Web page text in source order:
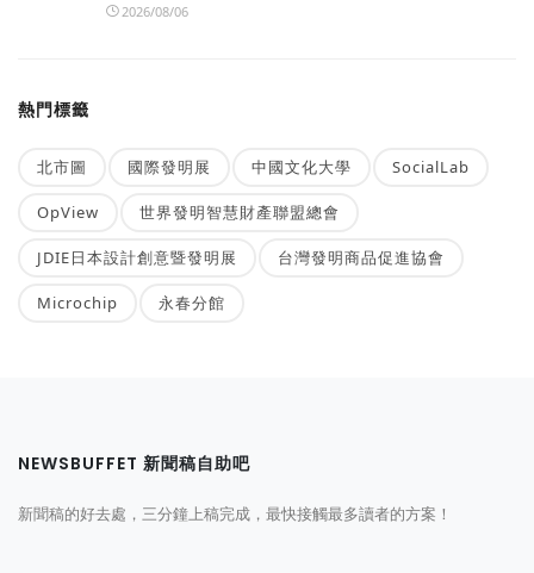
2026/08/06
熱門標籤
北市圖 國際發明展 中國文化大學 SocialLab
OpView 世界發明智慧財產聯盟總會
JDIE日本設計創意暨發明展 台灣發明商品促進協會
Microchip 永春分館
NEWSBUFFET 新聞稿自助吧
新聞稿的好去處，三分鐘上稿完成，最快接觸最多讀者的方案！